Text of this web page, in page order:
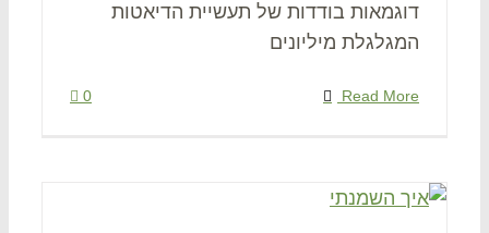
דוגמאות בודדות של תעשיית הדיאטות
המגלגלת מיליונים
Read More